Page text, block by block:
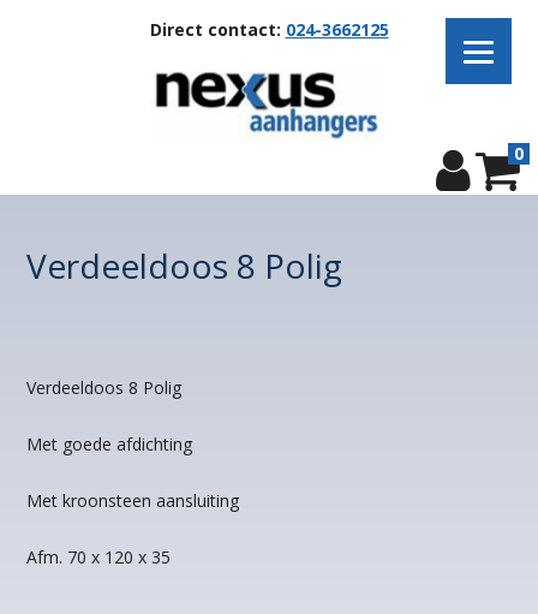
Direct contact: 024-3662125
0
Verdeeldoos 8 Polig
Verdeeldoos 8 Polig
Met goede afdichting
Met kroonsteen aansluiting
Afm. 70 x 120 x 35